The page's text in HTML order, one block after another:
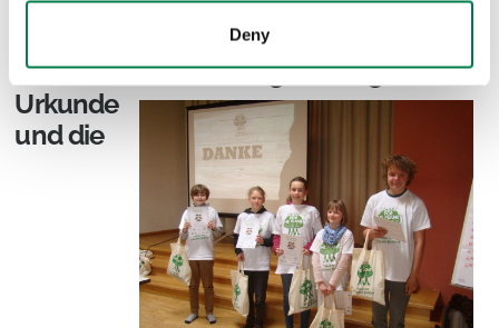
Deny
Klimaschutzprojekten zu unterstützen,
bekamen alle 15 nun neu ernannten
Botschafter fürKlimagerechtigkeit ihre
Urkunde
und die